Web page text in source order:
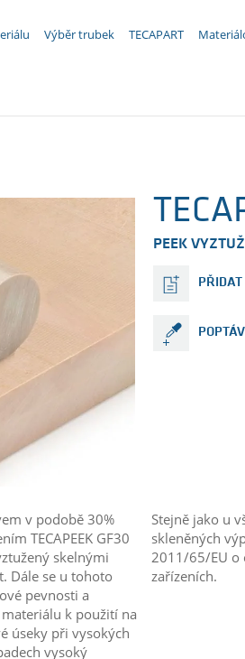
Výběr trubek TECAPART
PEEK
v podobě 30%
TECAPEEK GF30
skelnými
Dále se u tohoto
pevnosti a
k použití na
úseky při vysokých
vysoký
Stejně jako u
skleněných
2011/65/EU o
zařízeních.